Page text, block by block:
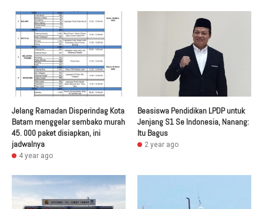
Jelang Ramadan Disperindag Kota
Batam menggelar sembako murah
45. 000 paket disiapkan, ini
jadwalnya
4 year ago
Beasiswa Pendidikan LPDP untuk
Jenjang S1 Se Indonesia, Nanang:
Itu Bagus
2 year ago